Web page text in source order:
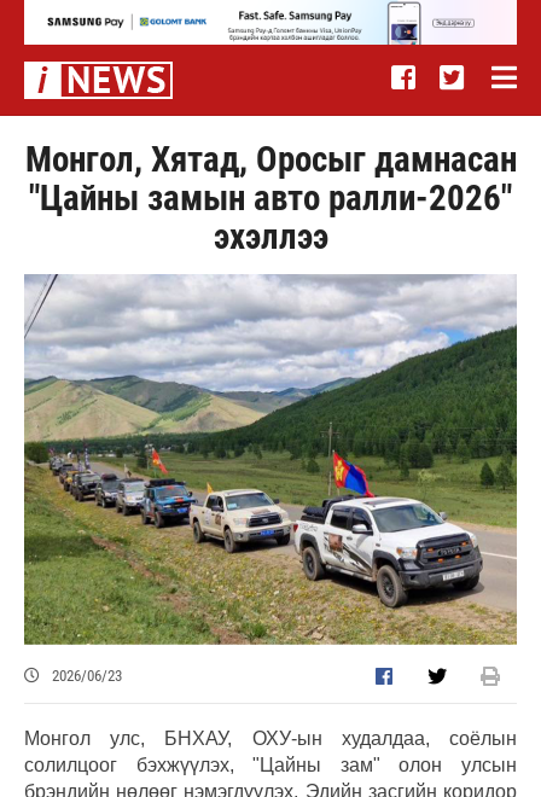
Монгол, Хятад, Оросыг дамнасан
"Цайны замын авто ралли-2026"
эхэллээ
2026/06/23
Монгол улс, БНХАУ, ОХУ-ын худалдаа, соёлын
солилцоог бэхжүүлэх, "Цайны зам" олон улсын
брэндийн нөлөөг нэмэгдүүлэх, Эдийн засгийн коридор